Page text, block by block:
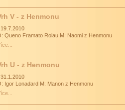
V - z Henmonu
Queno Framato Rolau M: Naomi z Henmonu
U - z Henmonu
Igor Lonadard M: Manon z Henmonu